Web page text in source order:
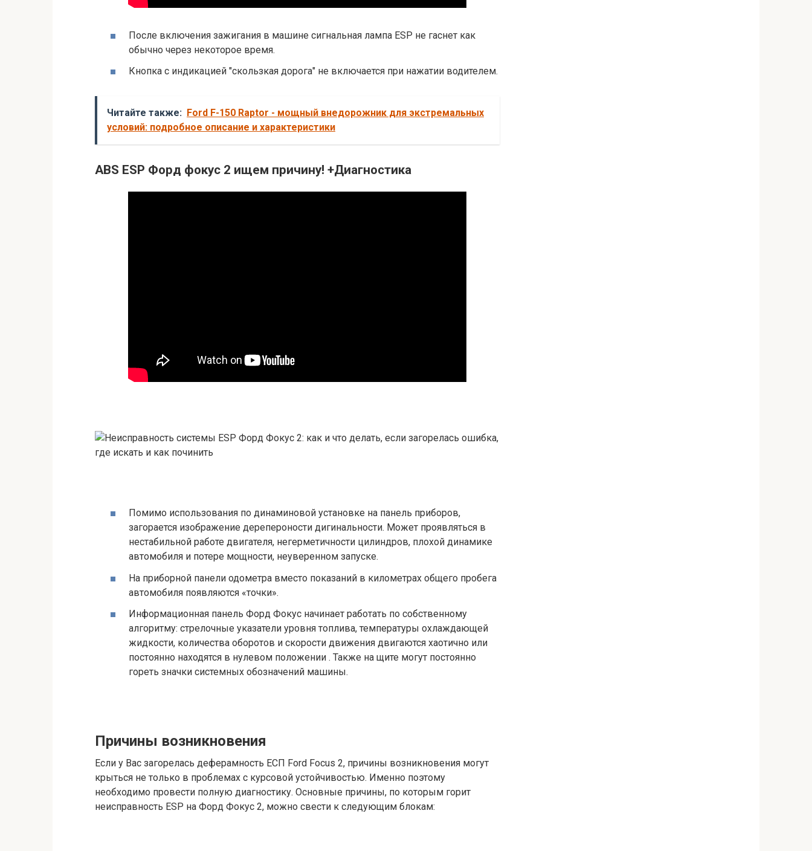
После включения зажигания в машине сигнальная лампа ESP не гаснет как
обычно через некоторое время.
Кнопка с индикацией "скользкая дорога" не включается при нажатии водителем.
Читайте также: Ford F-150 Raptor - мощный внедорожник для экстремальных
условий: подробное описание и характеристики
ABS ESP Форд фокус 2 ищем причину! +Диагностика
Помимо использования по динаминовой установке на панель приборов,
загорается изображение дерепероности дигинальности. Может проявляться в
нестабильной работе двигателя, негерметичности цилиндров, плохой динамике
автомобиля и потере мощности, неуверенном запуске.
На приборной панели одометра вместо показаний в километрах общего пробега
автомобиля появляются «точки».
Информационная панель Форд Фокус начинает работать по собственному
алгоритму: стрелочные указатели уровня топлива, температуры охлаждающей
жидкости, количества оборотов и скорости движения двигаются хаотично или
постоянно находятся в нулевом положении . Также на щите могут постоянно
гореть значки системных обозначений машины.
Причины возникновения
Если у Вас загорелась деферамность ЕСП Ford Focus 2, причины возникновения могут
крыться не только в проблемах с курсовой устойчивостью. Именно поэтому
необходимо провести полную диагностику. Основные причины, по которым горит
неисправность ESP на Форд Фокус 2, можно свести к следующим блокам: